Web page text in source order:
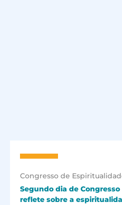
Congresso de
Segundo dia de
reflete sobre a